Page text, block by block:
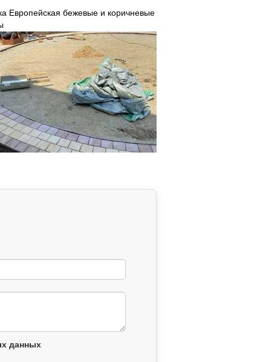
Европейская бежевые и коричневые
данных